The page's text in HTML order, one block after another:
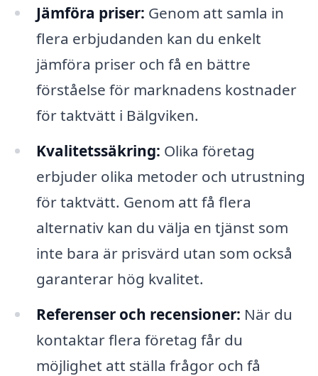
Jämföra priser: Genom att samla in
flera erbjudanden kan du enkelt
jämföra priser och få en bättre
förståelse för marknadens kostnader
för taktvätt i Bälgviken.
Kvalitetssäkring: Olika företag
erbjuder olika metoder och utrustning
för taktvätt. Genom att få flera
alternativ kan du välja en tjänst som
inte bara är prisvärd utan som också
garanterar hög kvalitet.
Referenser och recensioner: När du
kontaktar flera företag får du
möjlighet att ställa frågor och få